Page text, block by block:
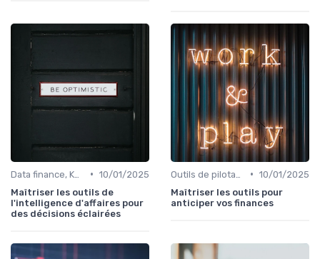
• 10/01/2025
Maîtriser les outils de
l'intelligence d'affaires pour
des décisions éclairées
• 10/01/2025
Maîtriser les outils pour
anticiper vos finances